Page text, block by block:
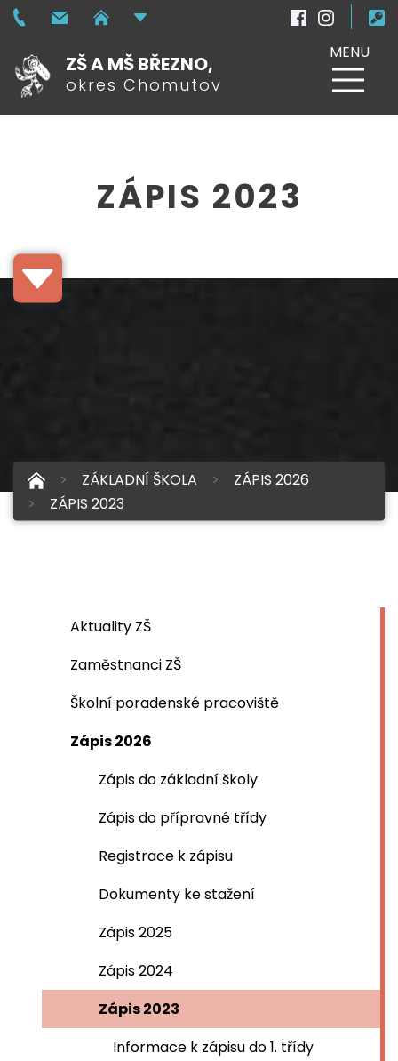
ZŠ A MŠ BŘEZNO,
okres Chomutov
MENU
ZÁPIS 2023
ZÁKLADNÍ ŠKOLA
ZÁPIS 2026
ZÁPIS 2023
Aktuality ZŠ
Zaměstnanci ZŠ
Školní poradenské pracoviště
Zápis 2026
Zápis do základní školy
Zápis do přípravné třídy
Registrace k zápisu
Dokumenty ke stažení
Zápis 2025
Zápis 2024
Zápis 2023
Informace k zápisu do 1. třídy